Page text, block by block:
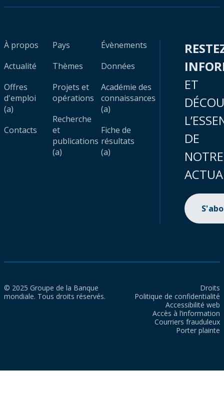
À propos
Actualité
Offres
d'emploi
(a)
Contacts
Pays
Thèmes
Projets et
opérations
Recherche
et
publications
(a)
Évènements
Données
Académie des
connaissances
(a)
Fiche de
résultats
(a)
ET
DE
NOTRE
© 2025 Groupe de la Banque
mondiale. Tous droits réservés.
Droits
Politique de confidentialité
Accessibilité web
Accès à l’information
Courriers frauduleux
Porter plainte